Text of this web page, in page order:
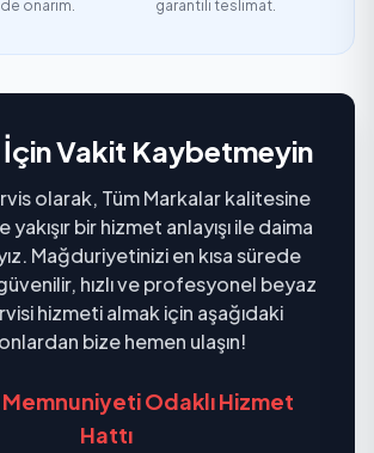
onarım.
garantili teslimat.
Vakit Kaybetmeyin
olarak, Tüm Markalar kalitesine
bir hizmet anlayışı ile daima
Mağduriyetinizi en kısa sürede
hızlı ve profesyonel beyaz
hizmeti almak için aşağıdaki
bize hemen ulaşın!
Odaklı Hizmet
Hattı